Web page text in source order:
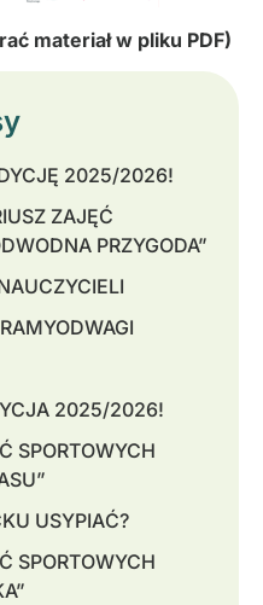
materiał w pliku PDF)
2025/2026!
ZAJĘĆ
PRZYGODA”
2025/2026!
SPORTOWYCH
USYPIAĆ?
SPORTOWYCH